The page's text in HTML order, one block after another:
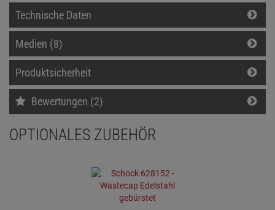
Technische Daten
Medien (8)
Produktsicherheit
Bewertungen (2)
OPTIONALES ZUBEHÖR